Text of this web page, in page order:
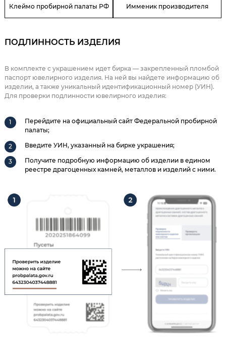
Клеймо пробирной палаты РФ Имменик производителя
ПОДЛИННОСТЬ ИЗДЕЛИЯ
В комплекте с украшением идет бирка — закрепленный пломбой
паспорт ювелирного изделия. На ней вы найдете информацию об
изделии, а также уникальный идентификационный номер (УИН).
Для проверки подлинности ювелирного изделия:
Перейдите на официальный сайт Федеральной пробирной
палаты;
Введите УИН, указанный на бирке украшения;
Получите подробную информацию об изделии в едином
реестре драгоценных камней, металлов и изделий с ними.